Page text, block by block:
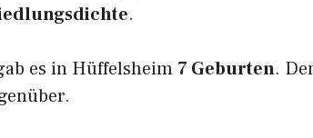
.
es in Hüffelsheim 7 Geburten.